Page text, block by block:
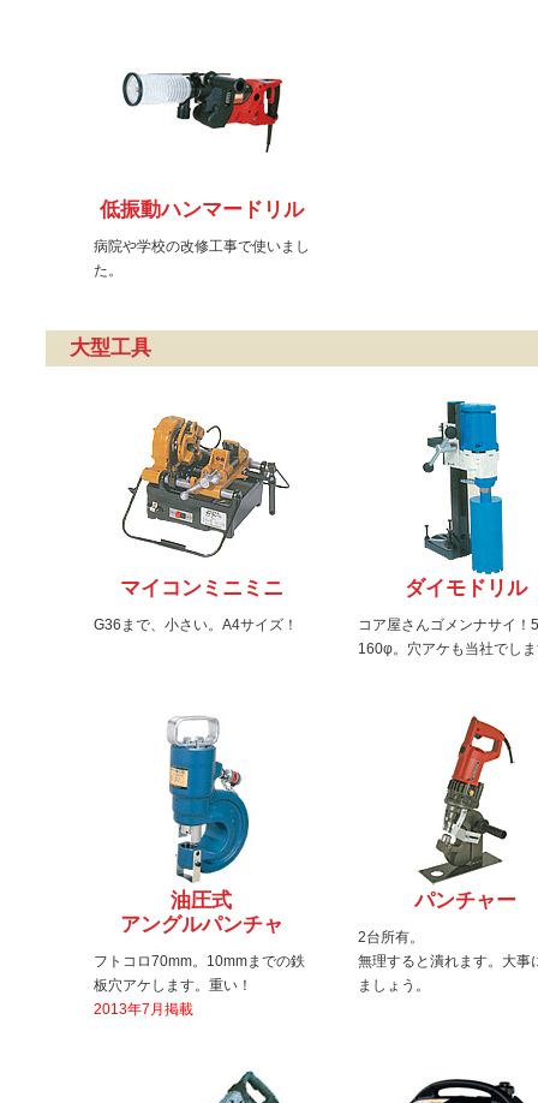
低振動ハンマードリル
病院や学校の改修工事で使いまし
た。
大型工具
マイコンミニミニ
G36まで、小さい。A4サイズ！
ダイモドリル
コア屋さんゴメンナサイ！
160φ。穴アケも当社でし
油圧式
アングルパンチャ
フトコロ70mm。10mmまでの鉄
板穴アケします。重い！
2013年7月掲載
パンチャー
2台所有。
無理すると潰れます。大事
ましょう。